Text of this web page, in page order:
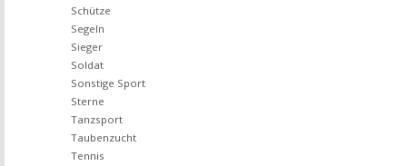
Schütze
Segeln
Sieger
Soldat
Sonstige Sport
Sterne
Tanzsport
Taubenzucht
Tennis